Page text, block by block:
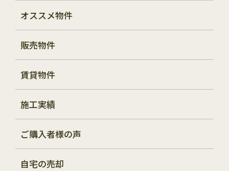
オススメ物件
販売物件
賃貸物件
施工実績
ご購入者様の声
自宅の売却